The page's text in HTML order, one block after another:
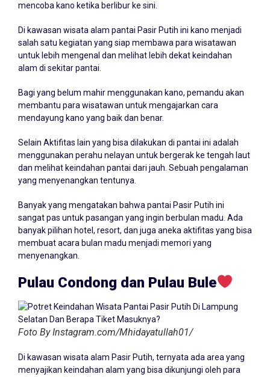
mencoba kano ketika berlibur ke sini.
Di kawasan wisata alam pantai Pasir Putih ini kano menjadi
salah satu kegiatan yang siap membawa para wisatawan
untuk lebih mengenal dan melihat lebih dekat keindahan
alam di sekitar pantai.
Bagi yang belum mahir menggunakan kano, pemandu akan
membantu para wisatawan untuk mengajarkan cara
mendayung kano yang baik dan benar.
Selain Aktifitas lain yang bisa dilakukan di pantai ini adalah
menggunakan perahu nelayan untuk bergerak ke tengah laut
dan melihat keindahan pantai dari jauh. Sebuah pengalaman
yang menyenangkan tentunya.
Banyak yang mengatakan bahwa pantai Pasir Putih ini
sangat pas untuk pasangan yang ingin berbulan madu. Ada
banyak pilihan hotel, resort, dan juga aneka aktifitas yang bisa
membuat acara bulan madu menjadi memori yang
menyenangkan.
Pulau Condong dan Pulau Bule
Foto By Instagram.com/Mhidayatullah01/
Di kawasan wisata alam Pasir Putih, ternyata ada area yang
menyajikan keindahan alam yang bisa dikunjungi oleh para